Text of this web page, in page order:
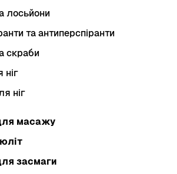
лосьйони
та антиперспіранти
скраби
ніг
ніг
масажу
засмаги